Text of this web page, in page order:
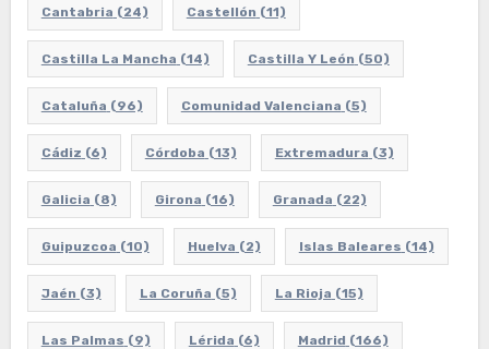
Cantabria (24) Castellón (11)
Castilla La Mancha (14) Castilla Y León (50)
Cataluña (96) Comunidad Valenciana (5)
Cádiz (6) Córdoba (13) Extremadura (3)
Galicia (8) Girona (16) Granada (22)
Guipuzcoa (10) Huelva (2) Islas Baleares (14)
Jaén (3) La Coruña (5) La Rioja (15)
Las Palmas (9) Lérida (6) Madrid (166)